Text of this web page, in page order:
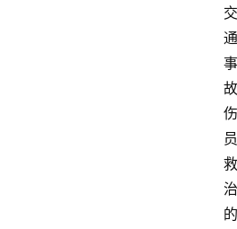
交
通
事
故
伤
员
救
治
的